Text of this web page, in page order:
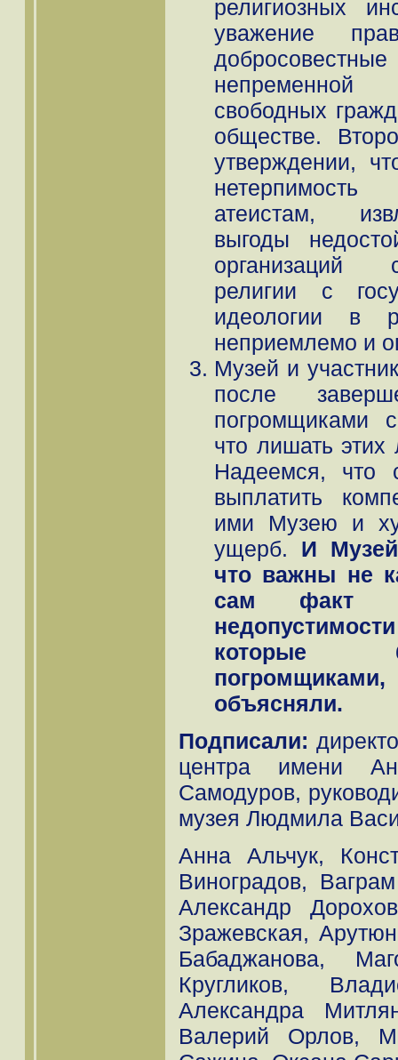
религиозных
уважение
непременной
свободных
обществе.
утверждении,
атеистам,
выгоды
организаций
религии с
идеологии в
неприемлемо и
Музей и
после
погромщиками
что лишать
Надеемся, что
выплатить
ими Музею и
ущерб. И
что важны не
сам факт
которые
объясняли.
Подписали:
центра имени
Самодуров,
музея Людмила
Анна Альчук,
Виноградов,
Александр
Зражевская,
Бабаджанова,
Кругликов,
Александра
Валерий Орлов,